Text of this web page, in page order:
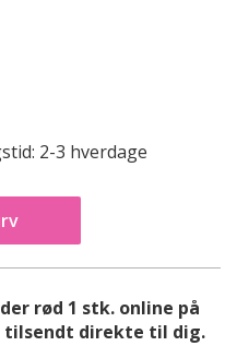
2-3 hverdage
rød 1 stk. online på
tilsendt direkte til dig.